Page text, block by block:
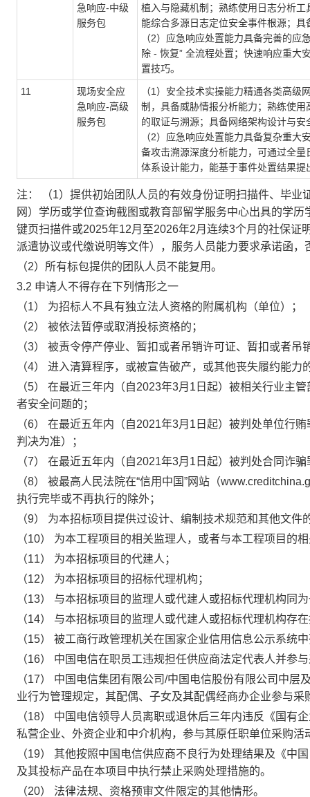
急响应-中级
服务包
植入与隐藏机制；熟练使用日志分析
能综合多源日志定位安全事件根源；
（2）应急响应处置能力具备完善的
除 - 恢复” 全流程处置；快速响应重大
置技巧。
11
现场安全应
急响应-高级
服务包
（1）安全技术实操能力精通各类高
制，具备威胁情报分析能力；熟练使
的取证与溯源；具备网络架构设计与
（2）应急响应处置能力具备复杂重
备攻击溯源深度分析能力，可通过全
体系设计能力，能基于事件处置结果
注： （1）提供初始团队人员的有效身份证明扫描件、毕
网）学历或学位查询截图或教育部留学服务中心出具的学
键页扫描件或2025年12月至2026年2月连续3个月的社保
派遣协议或代缴说明等文件），服务人员能力要求承诺函，
（2）所有标包提供的团队人员不能复用。
3.2 申请人不得存在下列情形之一
（1）
为招标人不具有独立法人资格的附属机构（单位）；
（2）
被依法暂停或取消投标资格的；
（3）
被责令停产停业、暂扣或者吊销许可证、暂扣或者吊
（4）
进入清算程序，或被宣告破产，或其他丧失履约能力
（5）
在最近三年内（自2023年3月1日起）被相关行业主
者安全问题的；
（6）
在最近五年内（自2021年3月1日起）被判处单位行
判决为准）；
（7）
在最近五年内（自2021年3月1日起）被判处合同诈
（8）
被最高人民法院在“信用中国”网站（
执行完毕或不再执行的除外；
（9）
为本招标项目提供过设计、编制技术规范和其他文件
（10）
为本工程项目的相关监理人，或者与本工程项目的
（11）
为本招标项目的代建人；
（12）
为本招标项目的招标代理机构；
（13）
与本招标项目的监理人或代建人或招标代理机构同
（14）
与本招标项目的监理人或代建人或招标代理机构存
（15）
被工商行政管理机关在国家企业信用信息公示系统
（16）
中国电信在职员工违规担任供应商法定代表人并参
（17）
中国电信集团有限公司/中国电信股份有限公司中层
业行为管理规定，其配偶、子女及其配偶经商办企业参与采
（18）
中国电信领导人员离职或退休后三年内违反《国有
私营企业、外资企业和中介机构，参与其原任职单位采购活
（19）
其他按照中国电信供应商不良行为处理结果及《中
及其投标产品在本项目中执行禁止采购处理措施的。
（20）
法律法规、资格预审文件限定的其他情形。